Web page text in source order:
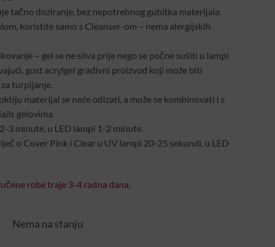
tačno doziranje, bez nepotrebnog gubitka materijala.
koristite samo s Cleanser-om – nema alergijskih
– gel se ne sliva prije nego se počne sušiti u lampi
gust acrylgel gradivni proizvod koji može biti
turpijanje.
materijal se neće odizati, a može se kombinovati i s
gelovima.
3 minute, u LED lampi 1-2 minute.
o Cover Pink i Clear u UV lampi 20-25 sekundi, u LED
robe traje 3-4 radna dana.
Nema na stanju